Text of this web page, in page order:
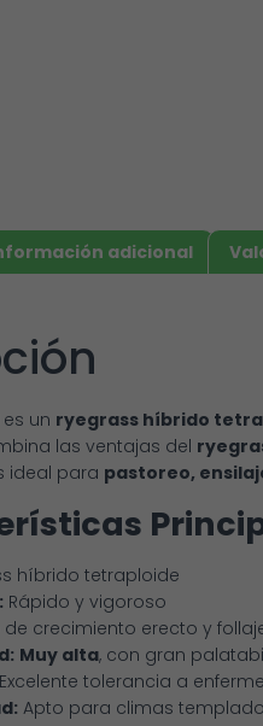
adicional
es un ryegrass híbrido
las ventajas del
ideal para pastoreo,
híbrido tetraploide
Rápido y vigoroso
de crecimiento erecto y
Muy alta, con gran
Excelente tolerancia a
Apto para climas